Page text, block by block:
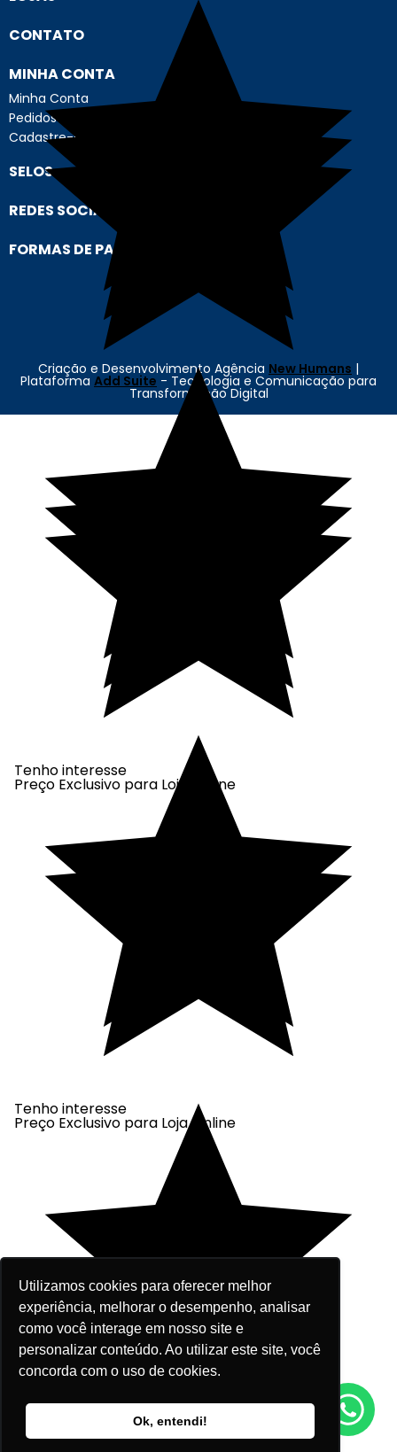
Utilizamos cookies para oferecer melhor
experiência, melhorar o desempenho, analisar
como você interage em nosso site e
personalizar conteúdo. Ao utilizar este site, você
concorda com o uso de cookies.
Ok, entendi!
Tenho interesse
Preço Exclusivo para Loja Online
Tenho interesse
Preço Exclusivo para Loja Online
CONTATO
MINHA CONTA
Minha Conta
Pedidos
Cadastre-se
SELOS
REDES SOCIAIS
FORMAS DE PAGAMENTO
Criação e Desenvolvimento Agência New Humans |
Plataforma Add Suite - Tecnologia e Comunicação para
Transformação Digital